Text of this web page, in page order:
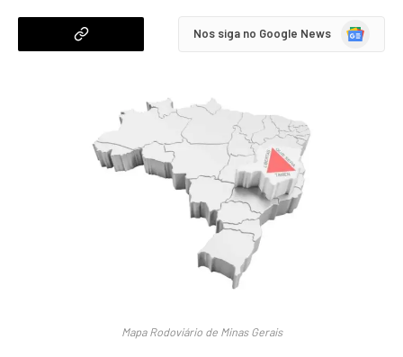
Nos siga no Google News
Google
Mapa Rodoviário de Minas Gerais